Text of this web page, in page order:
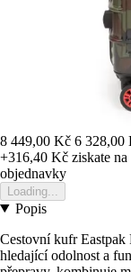
8 449,00 Kč 6 328,00
+316,40 Kč ziskate
objednavky
Loading...
Popis
Cestovní kufr Eastpak
hledající odolnost a